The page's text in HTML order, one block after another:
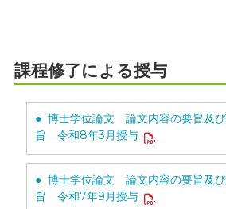
課程修了による授与
● 博士学位論文 論文内容の要旨及
旨 令和8年3月授与
● 博士学位論文 論文内容の要旨及
旨 令和7年9月授与